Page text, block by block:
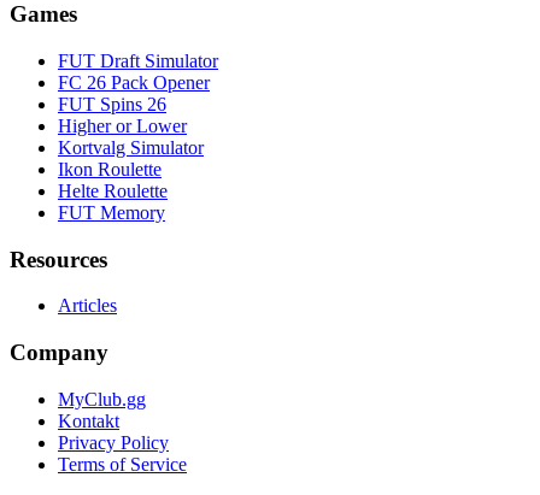
Games
FUT Draft Simulator
FC 26 Pack Opener
FUT Spins 26
Higher or Lower
Kortvalg Simulator
Ikon Roulette
Helte Roulette
FUT Memory
Resources
Articles
Company
MyClub.gg
Kontakt
Privacy Policy
Terms of Service